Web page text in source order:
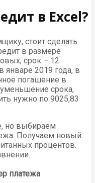
в Excel?
стоит сделать
в размере
срок – 12
2019 года, в
погашение в
срока,
нужно по 9025,83
но выбираем
Получаем новый
процентов.
платежа